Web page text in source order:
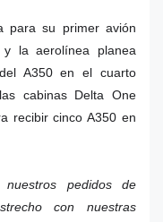
para su primer avión
la aerolínea planea
A350 en el cuarto
cabinas Delta One
recibir cinco A350 en
nuestros pedidos de
con nuestras